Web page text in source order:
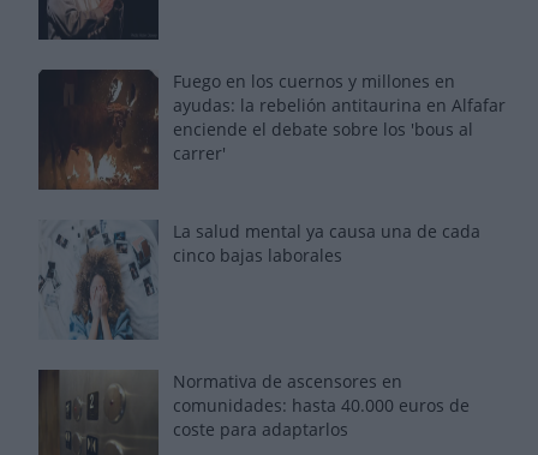
Fuego en los cuernos y millones en
ayudas: la rebelión antitaurina en Alfafar
enciende el debate sobre los 'bous al
carrer'
La salud mental ya causa una de cada
cinco bajas laborales
Normativa de ascensores en
comunidades: hasta 40.000 euros de
coste para adaptarlos